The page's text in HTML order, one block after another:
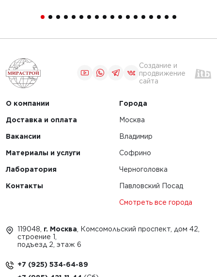
Создание и
продвижение
сайта
О компании
Доставка и оплата
Вакансии
Материалы и услуги
Лаборатория
Контакты
Города
Москва
Владимир
Софрино
Черноголовка
Павловский Посад
Смотреть все города
119048, г. Москва , Комсомольский проспект, дом 42,
строение 1,
подъезд 2, этаж 6
+7 (925) 534-64-89